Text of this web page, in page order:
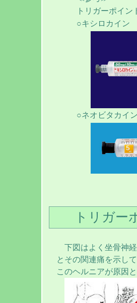
トリガーポイ
○キシロカイン
○ネオビタカイ
トリガー
下図はよく坐骨神
とその関連痛を示し
このヘルニアが原因